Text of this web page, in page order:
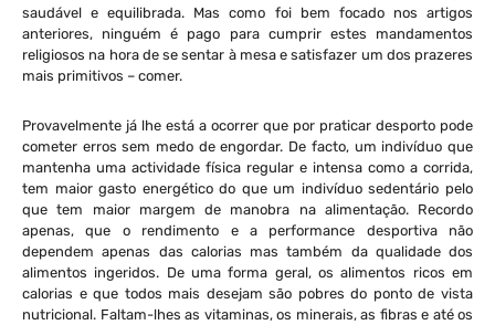
saudável e equilibrada. Mas como foi bem focado nos artigos
anteriores, ninguém é pago para cumprir estes mandamentos
religiosos na hora de se sentar à mesa e satisfazer um dos prazeres
mais primitivos – comer.
Provavelmente já lhe está a ocorrer que por praticar desporto pode
cometer erros sem medo de engordar. De facto, um indivíduo que
mantenha uma actividade física regular e intensa como a corrida,
tem maior gasto energético do que um indivíduo sedentário pelo
que tem maior margem de manobra na alimentação. Recordo
apenas, que o rendimento e a performance desportiva não
dependem apenas das calorias mas também da qualidade dos
alimentos ingeridos. De uma forma geral, os alimentos ricos em
calorias e que todos mais desejam são pobres do ponto de vista
nutricional. Faltam-lhes as vitaminas, os minerais, as fibras e até os